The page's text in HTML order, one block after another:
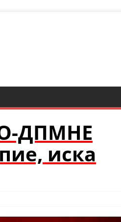
ДПМНЕ
иска